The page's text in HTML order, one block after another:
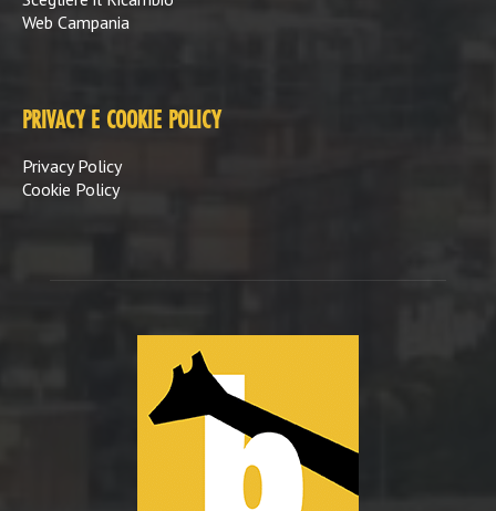
Web Campania
PRIVACY E COOKIE POLICY
Privacy Policy
Cookie Policy